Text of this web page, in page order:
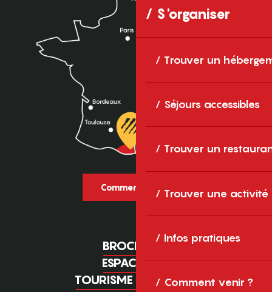
S'organiser
Trouver un
Séjours accessibles
Trouver un
Trouver une activité
Infos pratiques
Comment venir ?
Comment venir ?
BROCHURES
ESPACE PRO
TOURISME D'AFFAIRES